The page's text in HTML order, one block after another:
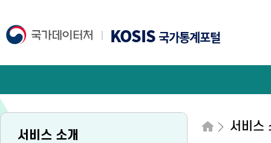
KOSIS국가통계포털
서비스 소개
서비스